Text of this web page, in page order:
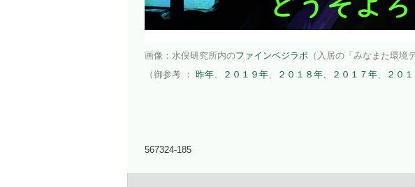
画像：水俣研究所内のファインベジラボ （入居の「みなまた環境
（御参考 ： 昨年、 ２０１９年、 ２０１８年、 ２０１７年、 ２０
567324-185